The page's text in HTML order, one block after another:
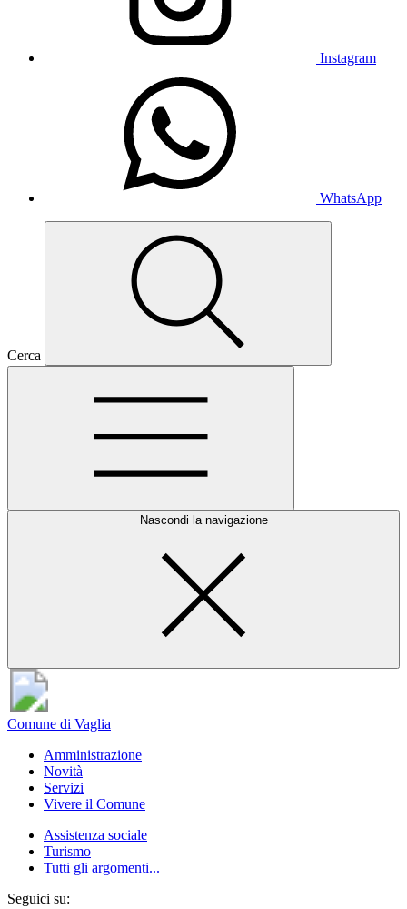
Instagram
WhatsApp
Cerca
Nascondi la navigazione
Comune di Vaglia
Amministrazione
Novità
Servizi
Vivere il Comune
Assistenza sociale
Turismo
Tutti gli argomenti...
Seguici su: